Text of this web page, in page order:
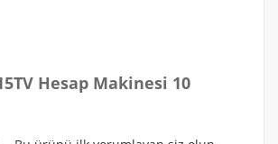
Hesap Makinesi 10